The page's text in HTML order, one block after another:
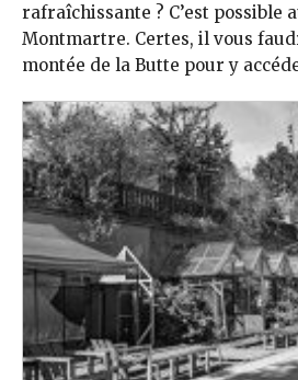
rafraîchissante ? C’est possible
Montmartre. Certes, il vous
montée de la Butte pour y